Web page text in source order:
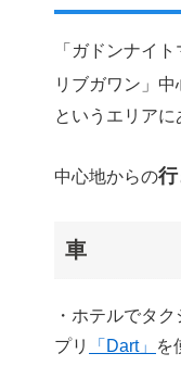
「ガドンナイ
リブガワン」
というエリアに
中心地からの
車
・ホテルでタ
プリ
「Dart」
を